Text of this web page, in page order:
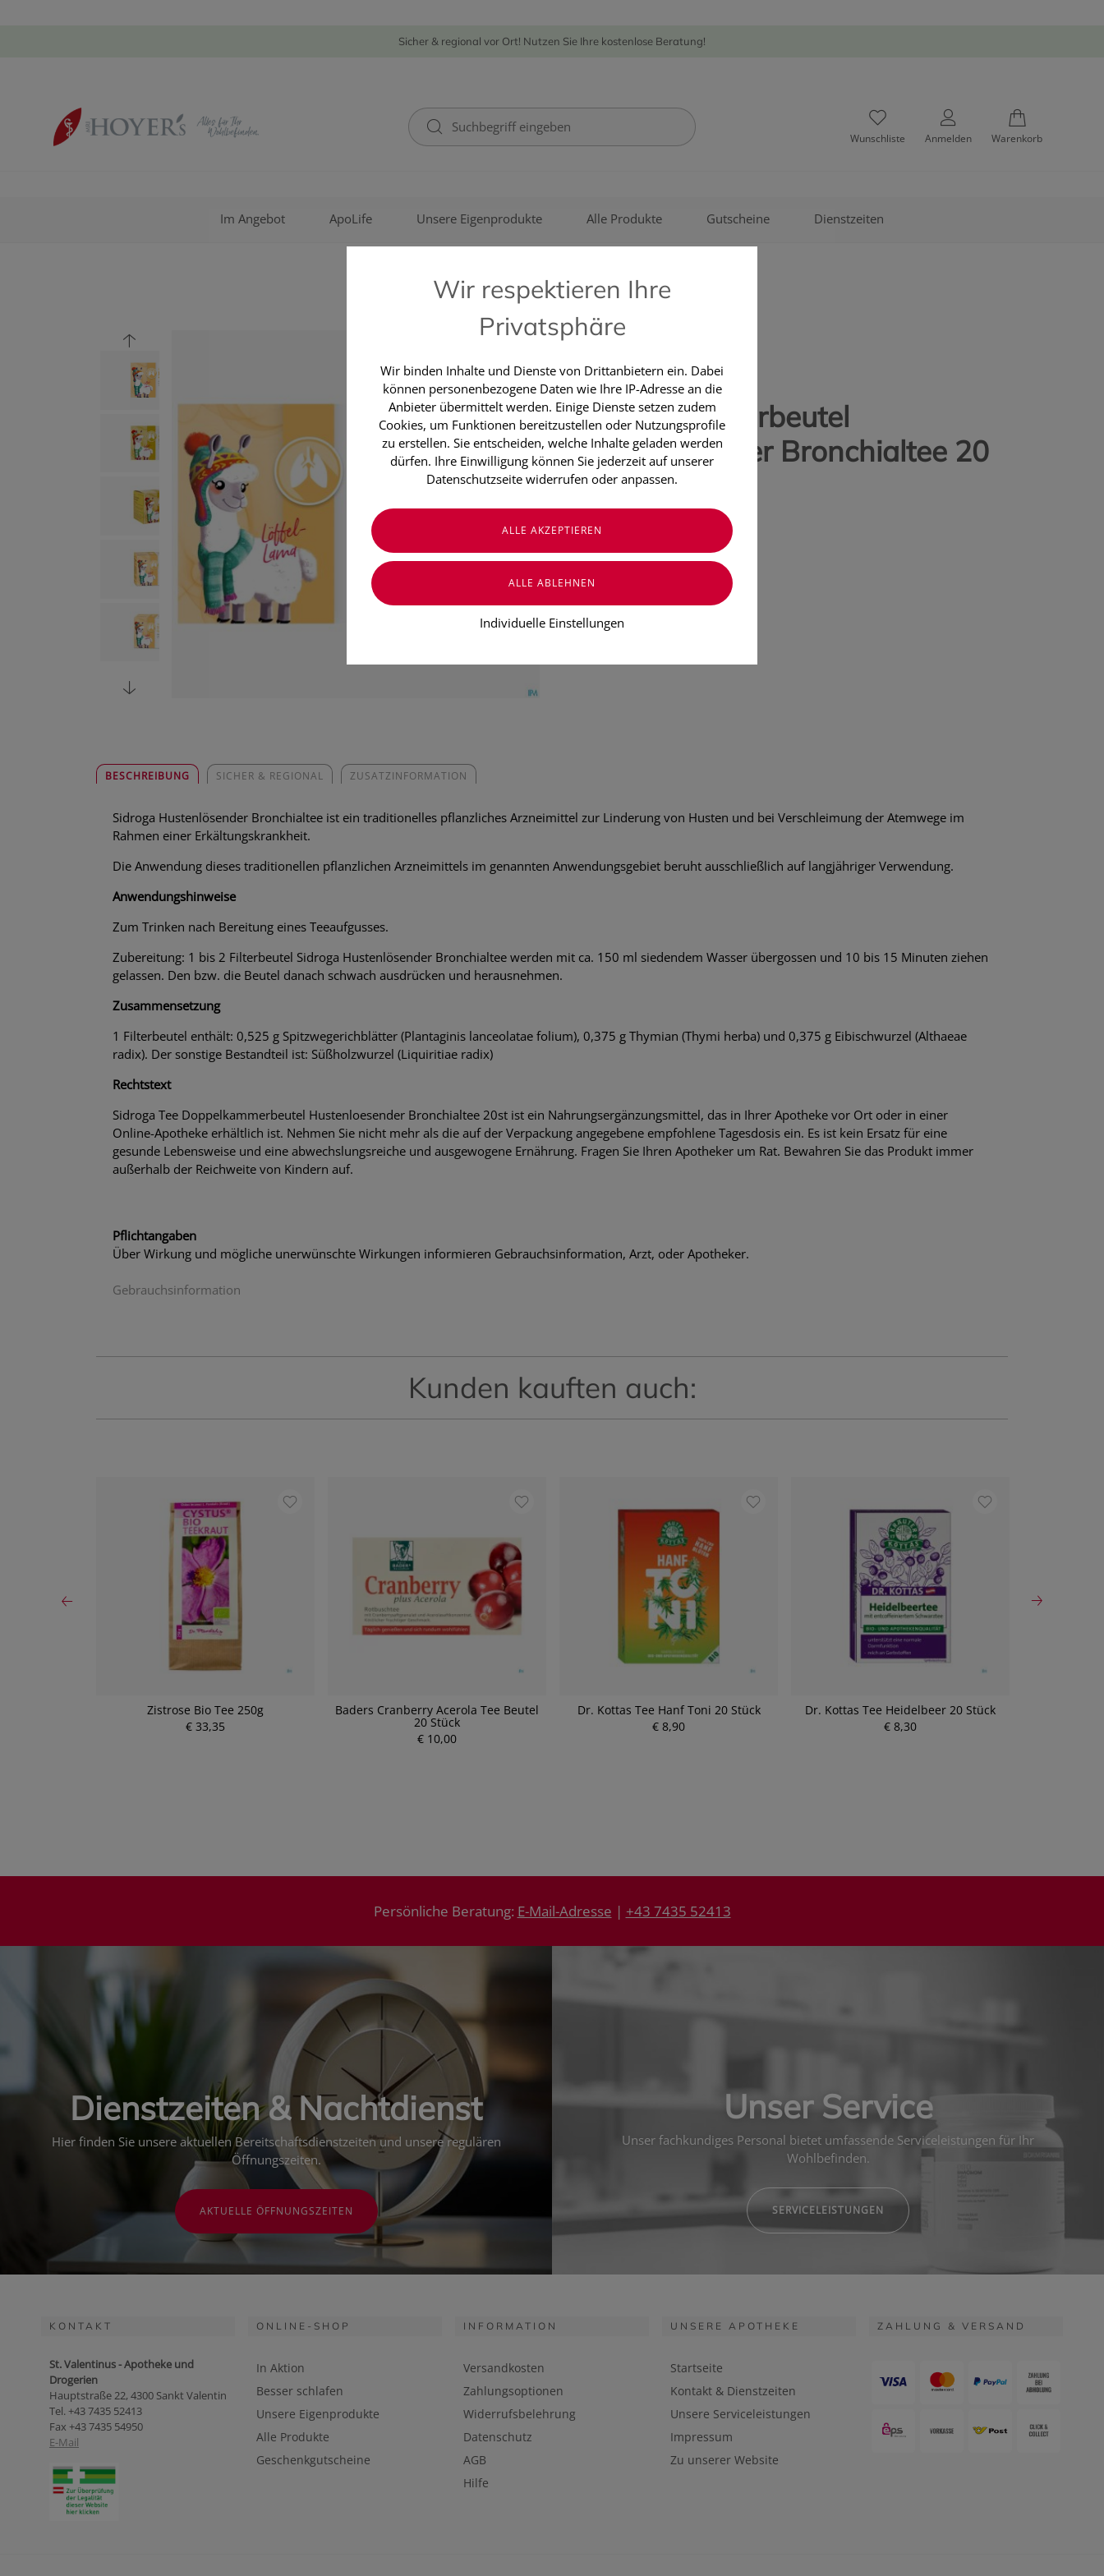
Sicher & regional vor Ort! Nutzen Sie Ihre kostenlose Beratung!
Wunschliste Anmelden Warenkorb
Im Angebot ApoLife Unsere Eigenprodukte Alle Produkte Gutscheine Dienstzeiten
URIACH GERMANY GMBH
Sidroga Tee
Doppelkammerbeutel
Hustenlösender Bronchialtee 20
Stück
€ 6,10
Preis inkl. MwSt.
zzgl. Versandkosten
BESCHREIBUNG SICHER & REGIONAL ZUSATZINFORMATION
Sidroga Hustenlösender Bronchialtee ist ein traditionelles pflanzliches Arzneimittel zur Linderung von Husten und bei Verschleimung der Atemwege im
Rahmen einer Erkältungskrankheit.
Die Anwendung dieses traditionellen pflanzlichen Arzneimittels im genannten Anwendungsgebiet beruht ausschließlich auf langjähriger Verwendung.
Anwendungshinweise
Zum Trinken nach Bereitung eines Teeaufgusses.
Zubereitung: 1 bis 2 Filterbeutel Sidroga Hustenlösender Bronchialtee werden mit ca. 150 ml siedendem Wasser übergossen und 10 bis 15 Minuten ziehen
gelassen. Den bzw. die Beutel danach schwach ausdrücken und herausnehmen.
Zusammensetzung
1 Filterbeutel enthält: 0,525 g Spitzwegerichblätter (Plantaginis lanceolatae folium), 0,375 g Thymian (Thymi herba) und 0,375 g Eibischwurzel (Althaeae
radix). Der sonstige Bestandteil ist: Süßholzwurzel (Liquiritiae radix)
Rechtstext
Sidroga Tee Doppelkammerbeutel Hustenloesender Bronchialtee 20st ist ein Nahrungsergänzungsmittel, das in Ihrer Apotheke vor Ort oder in einer
Online-Apotheke erhältlich ist. Nehmen Sie nicht mehr als die auf der Verpackung angegebene empfohlene Tagesdosis ein. Es ist kein Ersatz für eine
gesunde Lebensweise und eine abwechslungsreiche und ausgewogene Ernährung. Fragen Sie Ihren Apotheker um Rat. Bewahren Sie das Produkt immer
außerhalb der Reichweite von Kindern auf.
Pflichtangaben
Über Wirkung und mögliche unerwünschte Wirkungen informieren Gebrauchsinformation, Arzt, oder Apotheker.
Gebrauchsinformation
Kunden kauften auch:
Zistrose Bio Tee 250g
€ 33,35
Baders Cranberry Acerola Tee Beutel
20 Stück
€ 10,00
Dr. Kottas Tee Hanf Toni 20 Stück
€ 8,90
Dr. Kottas Tee Heidelbeer 20 Stück
€ 8,30
P
P
r
P P
Wir respektieren Ihre
Privatsphäre
Wir binden Inhalte und Dienste von Drittanbietern ein. Dabei
können personenbezogene Daten wie Ihre IP-Adresse an die
Anbieter übermittelt werden. Einige Dienste setzen zudem
Cookies, um Funktionen bereitzustellen oder Nutzungsprofile
zu erstellen. Sie entscheiden, welche Inhalte geladen werden
dürfen. Ihre Einwilligung können Sie jederzeit auf unserer
Datenschutzseite widerrufen oder anpassen.
Individuelle Einstellungen
Persönliche Beratung: E-Mail-Adresse | +43 7435 52413
Dienstzeiten & Nachtdienst
Hier finden Sie unsere aktuellen Bereitschaftsdienstzeiten und unsere regulären
Öffnungszeiten.
AKTUELLE ÖFFNUNGSZEITEN
Unser Service
Unser fachkundiges Personal bietet umfassende Serviceleistungen für Ihr
Wohlbefinden.
SERVICELEISTUNGEN
KONTAKT
St. Valentinus - Apotheke und
Drogerien
Hauptstraße 22, 4300 Sankt Valentin
Tel. +43 7435 52413
Fax +43 7435 54950
E-Mail
ONLINE-SHOP
In Aktion
Besser schlafen
Unsere Eigenprodukte
Alle Produkte
Geschenkgutscheine
INFORMATION
Versandkosten
Zahlungsoptionen
Widerrufsbelehrung
Datenschutz
AGB
Hilfe
UNSERE APOTHEKE
Startseite
Kontakt & Dienstzeiten
Unsere Serviceleistungen
Impressum
Zu unserer Website
ZAHLUNG & VERSAND